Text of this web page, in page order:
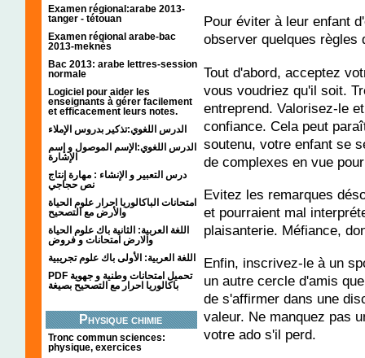
Examen régional:arabe 2013-
tanger - tétouan
Examen régional arabe-bac
2013-meknès
Bac 2013: arabe lettres-session
normale
Logiciel pour aider les
enseignants à gérer facilement
et efficacement leurs notes.
الدرس اللغوي:تذكير بدروس الإملاء
الدرس اللغوي:الإسم الموصول و إسم
الإشارة
درس التعبير و الإنشاء : مهارة إنتاج
نص حجاجي
امتحانات الباكالوريا احرار علوم الحياة
والأرض مع التصحيح
اللغة العربية: الثانية باك علوم الحياة
والارض امتحانات و فروض
اللغة العربية: الأولى باك علوم تجريبية
PDF تحميل امتحانات وطنية و جهوية
باكالوريا احرار مع التصحيح بصيغة
Physique chimie
Tronc commun sciences:
physique, exercices
Pour éviter à leur enfant
observer quelques règles
Tout d'abord, acceptez
vous voudriez qu'il soit.
entreprend. Valorisez-le
confiance. Cela peut
soutenu, votre enfant se
de complexes en vue
Evitez les remarques
et pourraient mal
plaisanterie. Méfiance,
Enfin, inscrivez-le à un
un autre cercle d'amis
de s'affirmer dans une
valeur. Ne manquez pas
votre ado s'il perd.